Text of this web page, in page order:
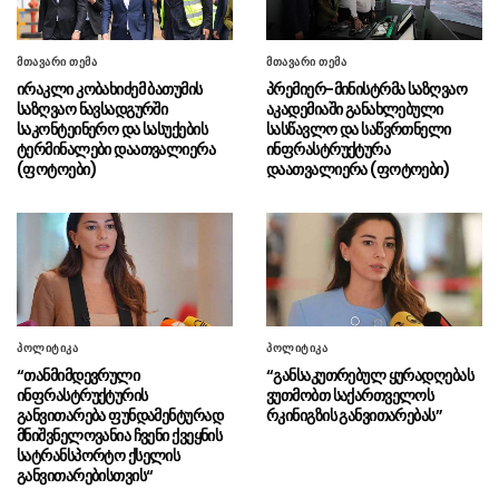
06.08 - 15:58“დღეს ვიმგზავრეთ
მატარებლით, რომელიც ახალი სიჩქარით
მოძრაობს, მანამდე მგზავრობის დრო იყო 5,5
საათი და ახლა არის 4 საათამდე
შემცირებული”
06.08 - 15:56გიგა ავალიანის საქმეზე
დაკავებული ნია იმნაძე საავადმყოფოდან
გადაიყვანეს
06.08 - 15:53“მათი პოლიტიკური დნმ,
იდეოლოგია მკვლელობაზე, ძალადობასა და
სადიზმზეა დაფუძნებული, მოძალადე
ყოველთვის იცავს მოძალადეს”
06.08 - 15:47პრემიერ-მინისტრ ირაკლი
კობახიძის კომენტარი (ვიდეო)
06.08 - 15:44ვალერი ზალუჟნი: უკრაინამ
რუსეთის წინააღმდეგ საბრძოლო შეიარაღების
გამოყენების რესურსი ამოწურა
მთავარი თემა
ირაკლი კობახიძემ ბათუმის
საზღვაო ნავსადგურში
საკონტეინერო და სასუქების
ტერმინალები დაათვალიერა
(ფოტოები)
მთავარი თემა
პრემიერ-მინისტრმა საზღვაო
აკადემიაში განახლებული
სასწავლო და საწვრთნელი
ინფრასტრუქტურა
დაათვალიერა (ფოტოები)
პოლიტიკა
“თანმიმდევრული
ინფრასტრუქტურის
განვითარება ფუნდამენტურად
მნიშვნელოვანია ჩვენი ქვეყნის
სატრანსპორტო ქსელის
განვითარებისთვის“
პოლიტიკა
“განსაკუთრებულ ყურადღებას
ვუთმობთ საქართველოს
რკინიგზის განვითარებას”